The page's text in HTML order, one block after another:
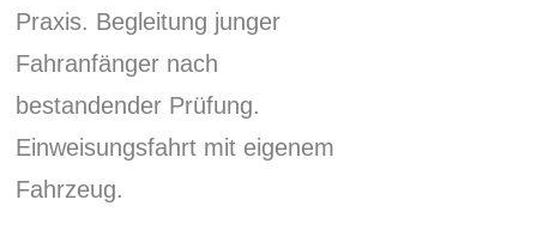
Praxis. Begleitung junger
Fahranfänger nach
bestandender Prüfung.
Einweisungsfahrt mit eigenem
Fahrzeug.